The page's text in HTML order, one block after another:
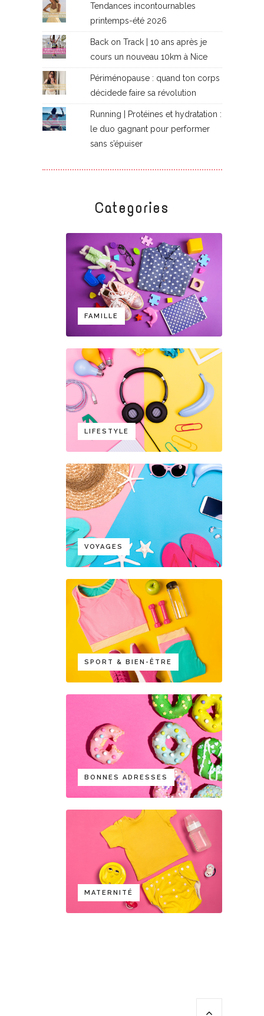
Tendances incontournables
printemps-été 2026
Back on Track | 10 ans après je
cours un nouveau 10km à Nice
Périménopause : quand ton corps
décidede faire sa révolution
Running | Protéines et hydratation :
le duo gagnant pour performer
sans s’épuiser
Categories
FAMILLE
LIFESTYLE
VOYAGES
SPORT & BIEN-ÊTRE
BONNES ADRESSES
MATERNITÉ